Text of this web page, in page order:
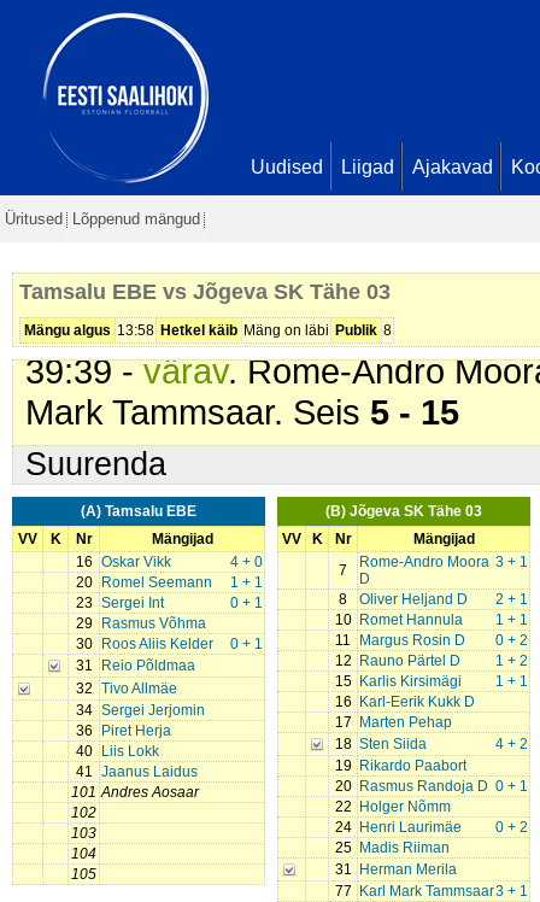
Uudised Liigad Ajakavad
Üritused Lõppenud mängud
Tamsalu EBE vs Jõgeva SK Tähe 03
Mängu algus 13:58 Hetkel käib Mäng on läbi Publik 8
33:08 -
karistus (201 - Kepilöök)
03). 2 min
33:42 -värav
36:05 - värav . Oskar Vikk (
37:43 -värav. Sten Siida (
38:06 -värav. Rome-Andro
Henri Laurimäe. Seis5 - 14
39:39 -värav. Rome-Andro
Mark Tammsaar. Seis 5 - 15
Suurenda
(A) Tamsalu EBE
VV
K Nr
Mängijad
16
4 + 0
Oskar Vikk
20
1 + 1
Romel Seemann
23
0 + 1
Sergei Int
29
Rasmus Võhma
30
0 + 1
Roos Aliis Kelder
31
Reio Põldmaa
32 Tivo Allmäe
34 Sergei Jerjomin
36
Piret Herja
40
Liis Lokk
41 Jaanus Laidus
101 Andres Aosaar
102
103
104
105
(B) Jõgeva SK Tähe 03
VV
K Nr
Mängijad
7
3 + 1
Rome-Andro Moora
D
8
2 + 1
Oliver Heljand D
10
1 + 1
Romet Hannula
11
0 + 2
Margus Rosin D
12
1 + 2
Rauno Pärtel D
15
1 + 1
Karlis Kirsimägi
16
Karl-Eerik Kukk D
17
Marten Pehap
18
4 + 2
Sten Siida
19
Rikardo Paabort
20
0 + 1
Rasmus Randoja D
22
Holger Nõmm
24
0 + 2
Henri Laurimäe
25
Madis Riiman
31
Herman Merila
77
3 + 1
Karl Mark Tammsaar